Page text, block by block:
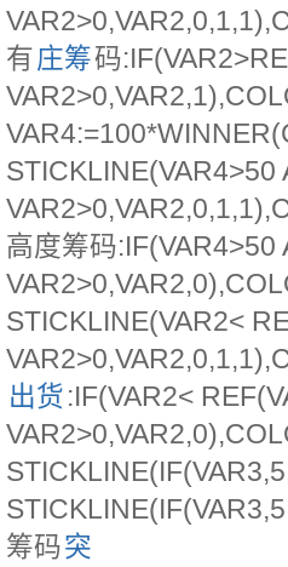
有庄筹码
高度筹码
STICKLINE(VAR2<
出货:IF(VAR2<
筹码突